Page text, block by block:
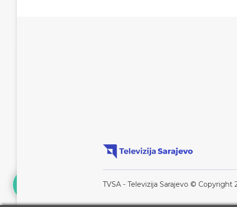
TVSA - Televizija Sarajevo © Copyright